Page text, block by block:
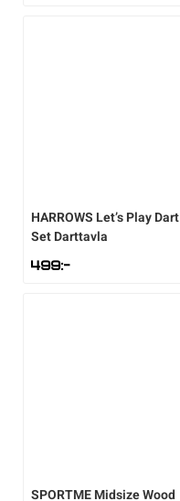
HARROWS Let’s Play Dart
Set Darttavla
499:-
SPORTMEMidsize Wood